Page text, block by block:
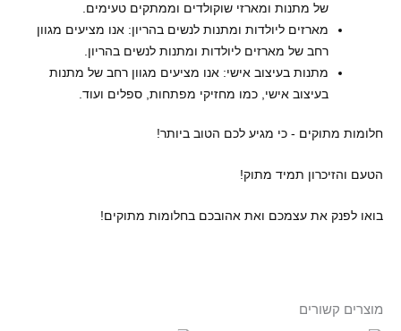
של מתנות ומארזי שוקולדים וממתקים טעימים.
מארזים ליולדות ומתנות לנשים בהריון: אנו מציעים מגוון
רחב של מארזים ליולדות ומתנות לנשים בהריון.
מתנות בעיצוב אישי: אנו מציעים מגוון רחב של מתנות
בעיצוב אישי, כמו מחזיקי מפתחות, ספלים ועוד.
חלומות מתוקים - כי מגיע לכם הטוב ביותר!
הטעם והזיכרון תמיד מתוק!
בואו לפנק את עצמכם ואת אהובכם בחלומות מתוקים!
מוצרים קשורים